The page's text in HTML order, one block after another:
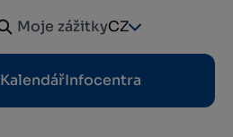
Moje zážitkyCZ
KalendářInfocentra